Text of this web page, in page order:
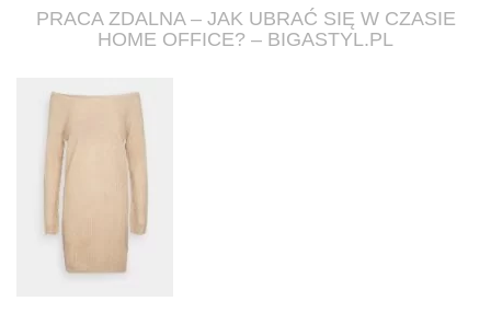
PRACA ZDALNA – JAK UBRAĆ SIĘ W CZASIE
HOME OFFICE? – BIGASTYL.PL